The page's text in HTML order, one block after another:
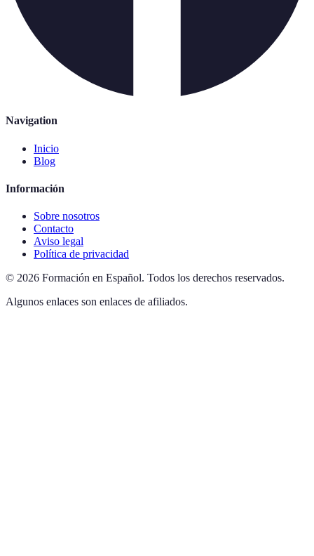
Navigation
Inicio
Blog
Información
Sobre nosotros
Contacto
Aviso legal
Política de privacidad
© 2026 Formación en Español. Todos los derechos reservados.
Algunos enlaces son enlaces de afiliados.